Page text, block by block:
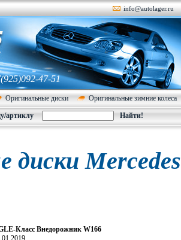
info@autolager.ru
47-51
Оригинальные диски Оригинальные зимние колеса
артиклу
диски Mercedes
Класс Внедорожник W166